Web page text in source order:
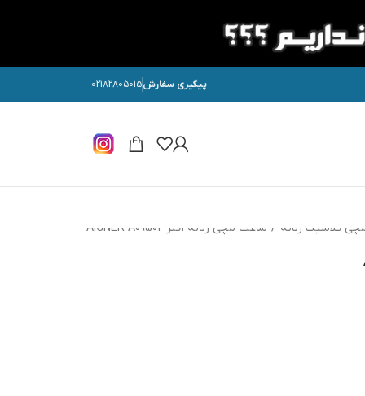
پیگیری سفارش02182805015
کلاسیک زنانه / ساعت مچی زنانه اگنر AIGNER A09502